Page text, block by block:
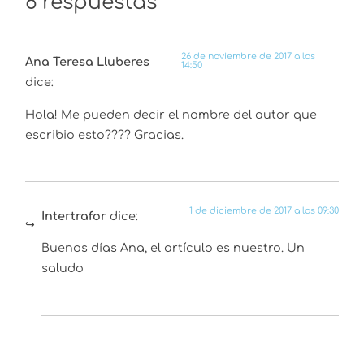
Ana Teresa Lluberes
dice:
26 de noviembre de 2017 a las
14:50
Hola! Me pueden decir el nombre del autor que
escribio esto???? Gracias.
Intertrafor dice: 1 de diciembre de 2017 a las 09:30
Buenos días Ana, el artículo es nuestro. Un
saludo